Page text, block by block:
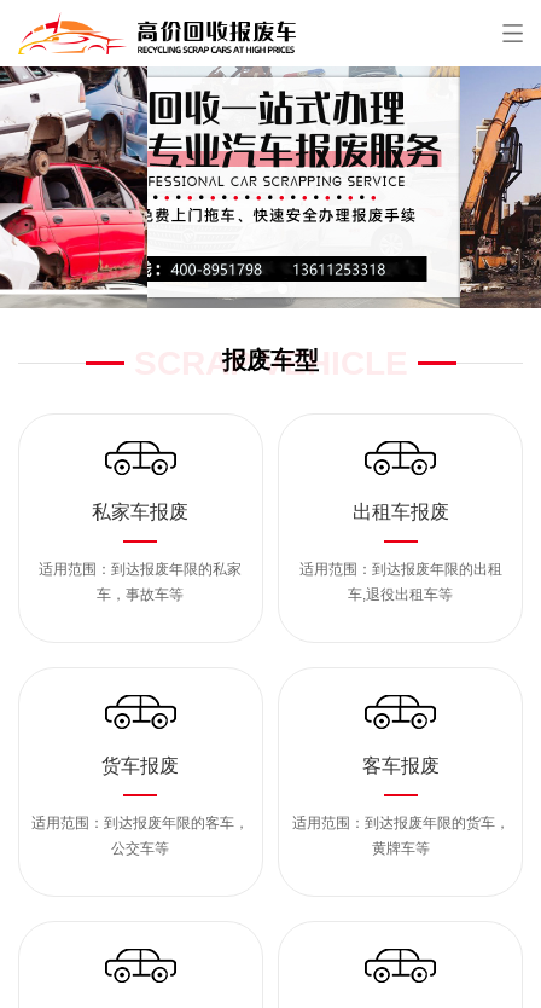
SCRAP VEHICLE
报废车型
私家车报废
适用范围：到达报废年限的私家
车，事故车等
出租车报废
适用范围：到达报废年限的出租
车,退役出租车等
货车报废
适用范围：到达报废年限的客车，
公交车等
客车报废
适用范围：到达报废年限的货车，
黄牌车等